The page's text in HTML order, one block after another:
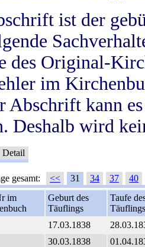
ist der
des Original-
im
Abschrift kann
Deshalb wird
Detail
gesamt: << 31 34 37
40
im
Geburt des
Täuflings
Taufe
Täuflings
17.03.1838
30.03.1838